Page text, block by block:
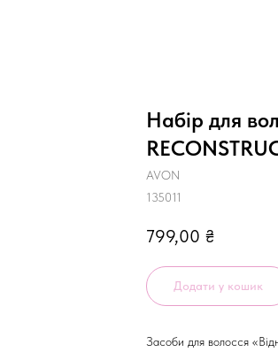
Набір для
AVON
135011
799,00 ₴
Додати у кошик
Засоби для волосся